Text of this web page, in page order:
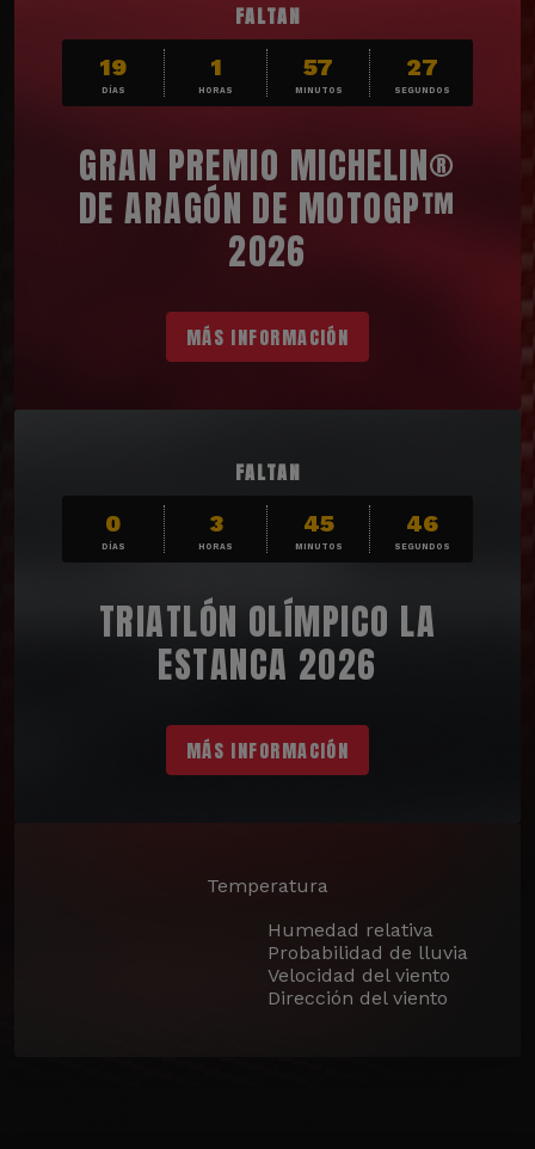
FALTAN
19
DÍAS
1
HORAS
57
MINUTOS
26
SEGUNDOS
GRAN PREMIO MICHELIN®
DE ARAGÓN DE MOTOGP™
2026
MÁS INFORMACIÓN
FALTAN
0
DÍAS
3
HORAS
45
MINUTOS
45
SEGUNDOS
TRIATLÓN OLÍMPICO LA
ESTANCA 2026
MÁS INFORMACIÓN
Temperatura
Humedad relativa
Probabilidad de lluvia
Velocidad del viento
Dirección del viento